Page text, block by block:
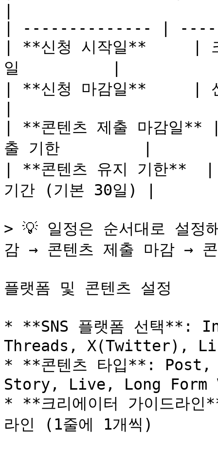
| -------------- |
| **신청 시작일**     | 크
일          |
| **신청 마감일**     |
| **콘텐츠 제출 마감일**
출 기한         |
| **콘텐츠 유지 기한**  |
기간 (기본 30일) |
> 💡 일정은 순서대로 설
감 → 콘텐츠 제출 마감 →
플랫폼 및 콘텐츠 설정
* **SNS 플랫폼 선택**:
Threads, X(Twitter),
* **콘텐츠 타입**:
Story, Live, Long Form
* **크리에이터 가이드라
라인 (1줄에 1개씩)